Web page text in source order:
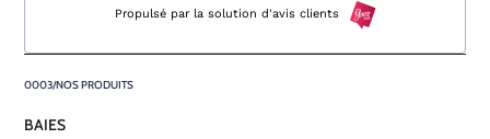
de
4,0
Propulsé par la solution d'avis clients
NOS PRODUITS
BAIES